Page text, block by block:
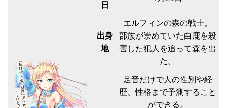
日
出身
地
エルフィンの森の戦士。
部族が崇めていた白鹿を殺
害した犯人を追って森を出
た。
足音だけで人の性別や経
歴、性格まで予測すること
ができる。